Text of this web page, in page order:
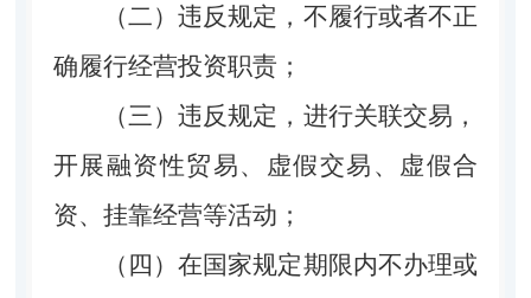
（二）违反规定，不履行或者不正
确履行经营投资职责；
（三）违反规定，进行关联交易，
开展融资性贸易、虚假交易、虚假合
资、挂靠经营等活动；
（四）在国家规定期限内不办理或